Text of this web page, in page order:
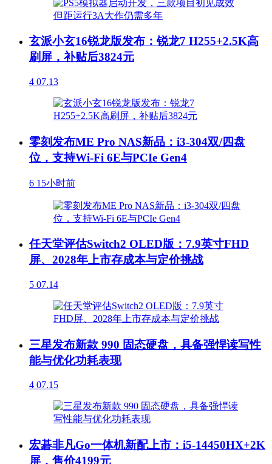
玄派小玄16锐龙版发布：锐龙7 H255+2.5K高
刷屏，补贴后3824元
4 07.13
零刻发布ME Pro NAS新品：i3-304双/四盘
位，支持Wi-Fi 6E与PCIe Gen4
6 15小时前
任天堂评估Switch2 OLED版：7.9英寸FHD
屏、2028年上市存成本与定价挑战
5 07.14
三星发布新款 990 固态硬盘，具备强悍读写性
能与优化功耗表现
4 07.15
宏碁非凡Go一体机新配上市：i5-14450HX+2K
屏，售价4199元